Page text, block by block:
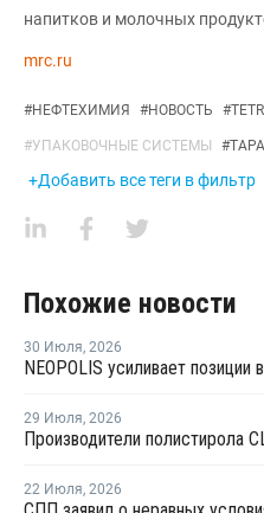
напитков и молочных
mrc.ru
#НЕФТЕХИМИЯ #НОВОСТЬ #
#УПАКОВОЧНЫЕ СИСТЕМЫ #
+Добавить все теги в фильтр
Похожие новости
30 Июля, 2026
29 Июля, 2026
22 Июля, 2026